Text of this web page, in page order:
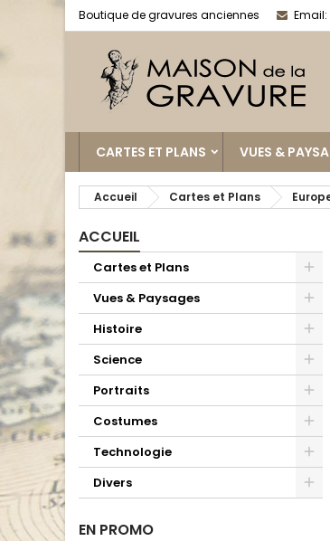
Boutique de gravures anciennes Email:
CARTES ET PLANS VUES &
Accueil Cartes et Plans
ACCUEIL
Cartes et Plans
Vues & Paysages
Histoire
Science
Portraits
Costumes
Technologie
Divers
EN PROMO